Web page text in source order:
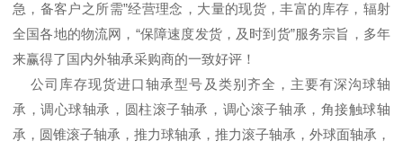
急，备客户之所需”经营理念，大量的现货，丰富的库存，辐射
全国各地的物流网，“保障速度发货，及时到货”服务宗旨，多年
来赢得了国内外轴承采购商的一致好评！
公司库存现货进口轴承型号及类别齐全，主要有深沟球轴
承，调心球轴承，圆柱滚子轴承，调心滚子轴承，角接触球轴
承，圆锥滚子轴承，推力球轴承，推力滚子轴承，外球面轴承，